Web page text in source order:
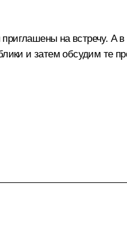
на встречу. А
и затем обсудим те